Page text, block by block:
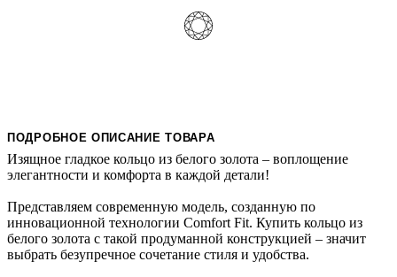
ПОДРОБНОЕ ОПИСАНИЕ ТОВАРА
Изящное гладкое кольцо из белого золота – воплощение
элегантности и комфорта в каждой детали!
Представляем современную модель, созданную по
инновационной технологии Comfort Fit. Купить кольцо из
белого золота с такой продуманной конструкцией – значит
выбрать безупречное сочетание стиля и удобства.